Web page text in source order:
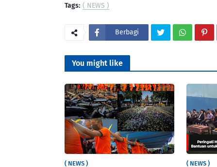
Tags: ( NEWS )
Berbagi
You might like
( NEWS ) ( NEWS )